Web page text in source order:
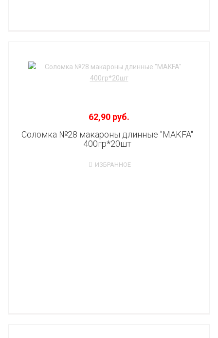
62,90 руб.
Соломка №28 макароны длинные "MAKFA"
400гр*20шт
ИЗБРАННОЕ